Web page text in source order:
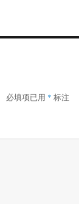
必填项已用 * 标注